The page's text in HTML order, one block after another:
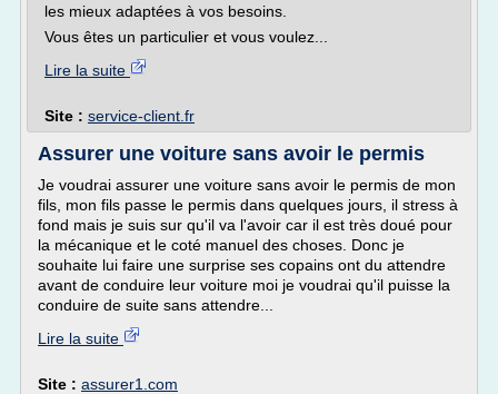
les mieux adaptées à vos besoins.
Vous êtes un particulier et vous voulez...
Lire la suite
Site : service-client.fr
Assurer une voiture sans avoir le permis
Je voudrai assurer une voiture sans avoir le permis de mon
fils, mon fils passe le permis dans quelques jours, il stress à
fond mais je suis sur qu'il va l'avoir car il est très doué pour
la mécanique et le coté manuel des choses. Donc je
souhaite lui faire une surprise ses copains ont du attendre
avant de conduire leur voiture moi je voudrai qu'il puisse la
conduire de suite sans attendre...
Lire la suite
Site : assurer1.com